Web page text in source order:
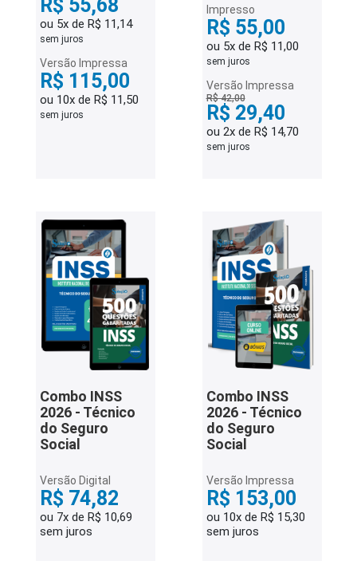
R$ 55,68
ou 5x de R$ 11,14
sem juros
Versão Impressa
R$ 115,00
ou 10x de R$ 11,50
sem juros
Impresso
R$ 55,00
ou 5x de R$ 11,00
sem juros
Versão Impressa
R$ 42,00
R$ 29,40
ou 2x de R$ 14,70
sem juros
Combo INSS
2026 - Técnico
do Seguro
Social
Versão Digital
R$ 74,82
ou 7x de R$ 10,69
sem juros
Combo INSS
2026 - Técnico
do Seguro
Social
Versão Impressa
R$ 153,00
ou 10x de R$ 15,30
sem juros